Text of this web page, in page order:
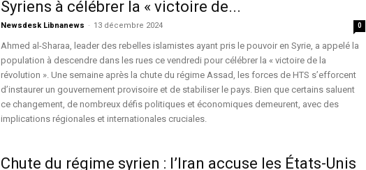
Syriens à célébrer la « victoire de...
Newsdesk Libnanews - 13 décembre 2024 0
Ahmed al-Sharaa, leader des rebelles islamistes ayant pris le pouvoir en Syrie, a appelé la
population à descendre dans les rues ce vendredi pour célébrer la « victoire de la
révolution ». Une semaine après la chute du régime Assad, les forces de HTS s’efforcent
d’instaurer un gouvernement provisoire et de stabiliser le pays. Bien que certains saluent
ce changement, de nombreux défis politiques et économiques demeurent, avec des
implications régionales et internationales cruciales.
Chute du régime syrien : l’Iran accuse les États-Unis